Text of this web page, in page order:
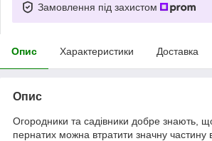
Замовлення під захистом
Опис Характеристики Доставка
Опис
Огородники та садівники добре знають,
пернатих можна втратити значну